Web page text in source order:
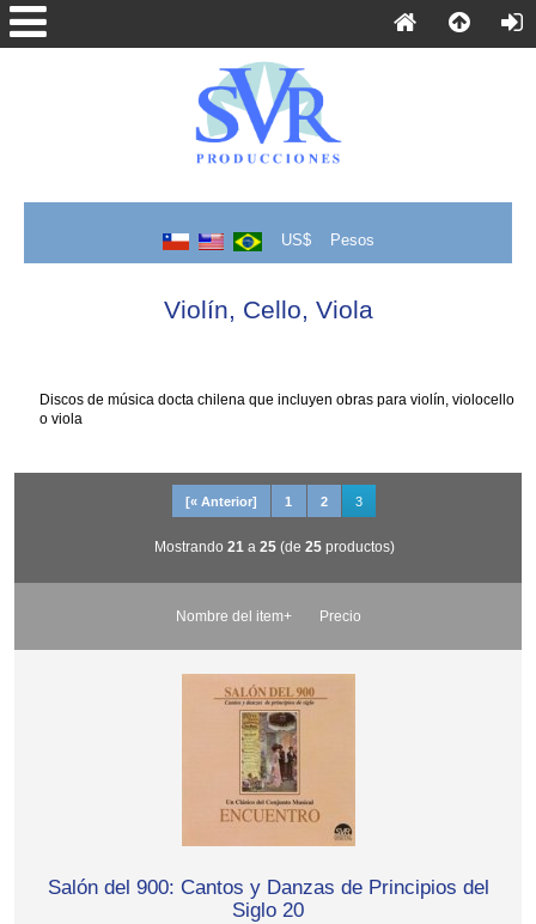
US$ Pesos
Violín, Cello, Viola
Discos de música docta chilena que incluyen obras para violín, violocello
o viola
[« Anterior] 1 2 3
Mostrando 21 a 25(de 25productos)
Nombre del item+ Precio
Salón del 900: Cantos y Danzas de Principios del
Siglo 20